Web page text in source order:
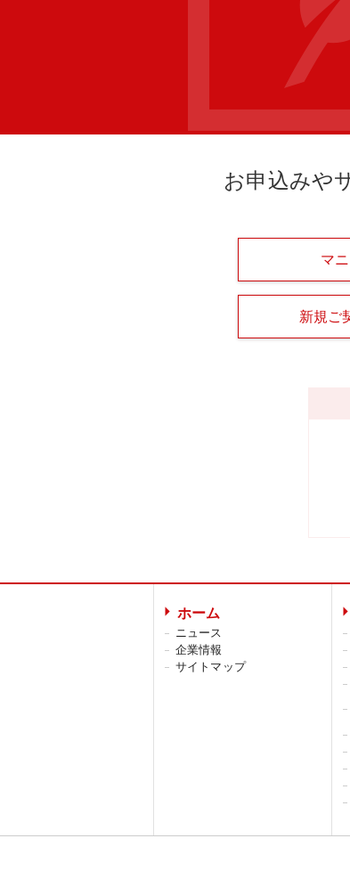
お申込みや
マ
新規ご
ホーム
ニュース
企業情報
サイトマップ